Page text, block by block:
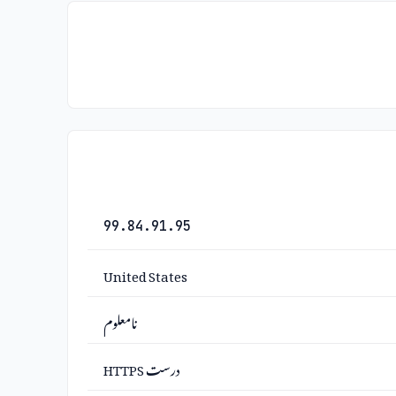
99.84.91.95
United States
نامعلوم
درست HTTPS